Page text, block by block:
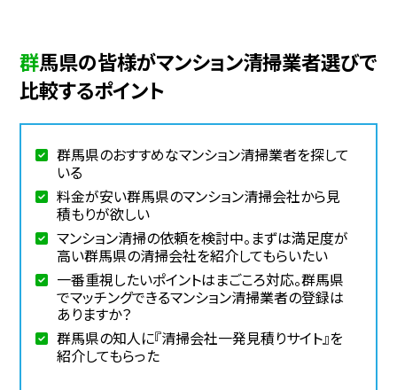
群馬県の皆様がマンション清掃業者選びで
比較するポイント
群馬県のおすすめなマンション清掃業者を探して
いる
料金が安い群馬県のマンション清掃会社から見
積もりが欲しい
マンション清掃の依頼を検討中。まずは満足度が
高い群馬県の清掃会社を紹介してもらいたい
一番重視したいポイントはまごころ対応。群馬県
でマッチングできるマンション清掃業者の登録は
ありますか？
群馬県の知人に『清掃会社一発見積りサイト』を
紹介してもらった